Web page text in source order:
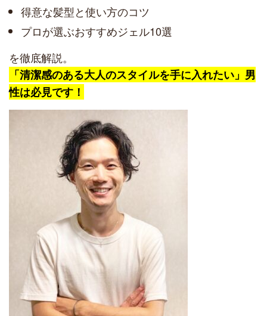
得意な髪型と使い方のコツ
プロが選ぶおすすめジェル10選
を徹底解説。
「清潔感のある大人のスタイルを手に入れたい」男
性は必見です！